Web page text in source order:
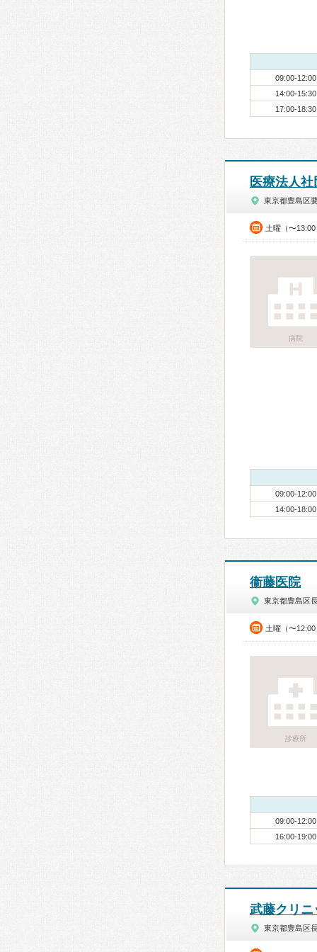
09:00-12:00
14:00-15:30
17:00-18:30
医療法人
東京都豊島区
土曜（〜13:00
病院
09:00-12:00
14:00-18:00
衞藤医院
東京都豊島区
土曜（〜12:00
診療所
09:00-12:00
16:00-19:00
武藤クリニ
東京都豊島区